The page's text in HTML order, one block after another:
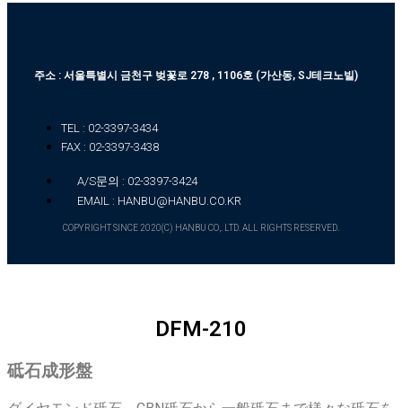
주소 : 서울특별시 금천구 벚꽃로 278 , 1106호 (가산동, SJ테크노빌)
TEL : 02-3397-3434
FAX : 02-3397-3438
A/S문의 : 02-3397-3424
EMAIL : HANBU@HANBU.CO.KR
COPYRIGHT SINCE 2020(C) HANBU CO,. LTD. ALL RIGHTS RESERVED.
DFM-210
砥石成形盤